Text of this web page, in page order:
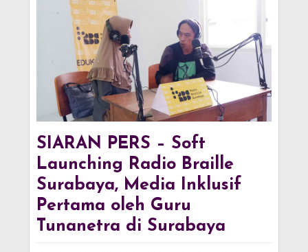
SIARAN PERS – Soft
Launching Radio Braille
Surabaya, Media Inklusif
Pertama oleh Guru
Tunanetra di Surabaya